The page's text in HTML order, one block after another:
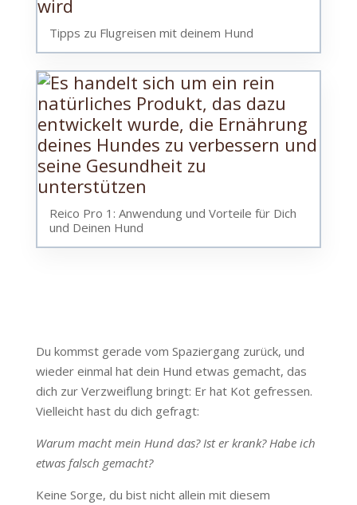
Tipps zu Flugreisen mit deinem Hund
Reico Pro 1: Anwendung und Vorteile für Dich
und Deinen Hund
Du kommst gerade vom Spaziergang zurück, und
wieder einmal hat dein Hund etwas gemacht, das
dich zur Verzweiflung bringt: Er hat Kot gefressen.
Vielleicht hast du dich gefragt:
Warum macht mein Hund das? Ist er krank? Habe ich
etwas falsch gemacht?
Keine Sorge, du bist nicht allein mit diesem